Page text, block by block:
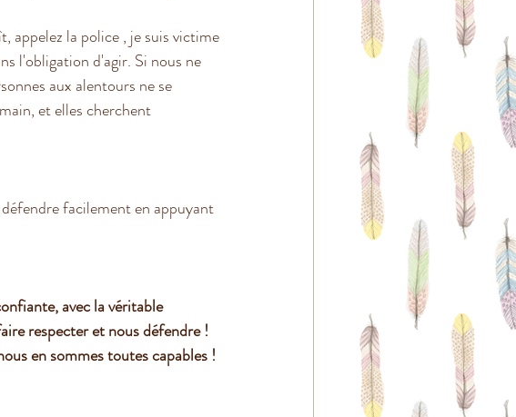
appelez la police , je suis victime
l'obligation d'agir. Si nous ne
aux alentours ne se
et elles cherchent
facilement en appuyant
avec la véritable
respecter et nous défendre !
en sommes toutes capables !